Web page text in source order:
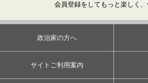
会員登録をしてもっと楽しく、
政治家の方へ
サイトご利用案内